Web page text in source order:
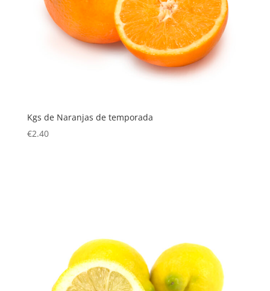
Kgs de Naranjas de temporada
€2.40